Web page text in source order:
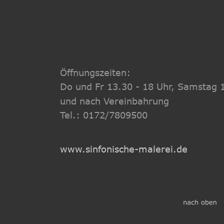
Öffnungszeiten:
Do und Fr 13.30 - 18 Uhr, Samstag
und nach Vereinbahrung
Tel.: 0172/7809500
www.sinfonische-malerei.de